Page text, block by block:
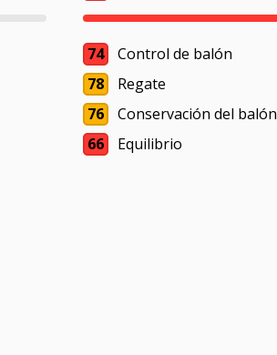
74
Control de balón
78
Regate
76
Conservación del balón
66
Equilibrio